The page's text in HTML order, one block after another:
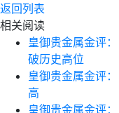
返回列表
相关阅读
皇御贵金属金评
破历史高位
皇御贵金属金评
高
皇御贵金属金评